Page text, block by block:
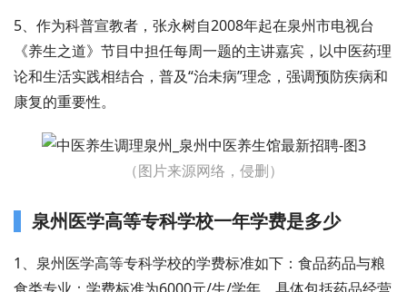
5、作为科普宣教者，张永树自2008年起在泉州市电视台
《养生之道》节目中担任每周一题的主讲嘉宾，以中医药理
论和生活实践相结合，普及“治未病”理念，强调预防疾病和
康复的重要性。
（图片来源网络，侵删）
泉州医学高等专科学校一年学费是多少
1、泉州医学高等专科学校的学费标准如下：食品药品与粮